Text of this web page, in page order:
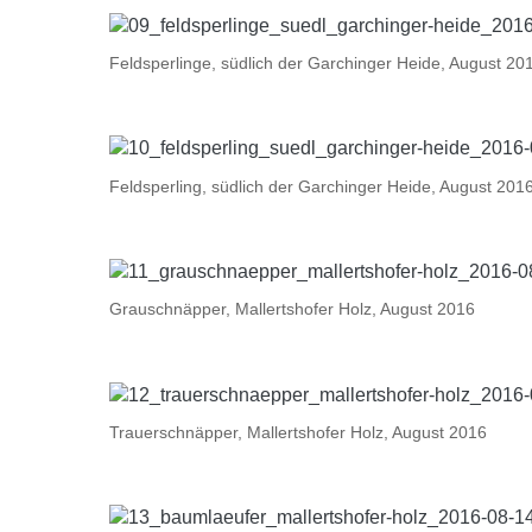
Feldsperlinge, südlich der Garchinger Heide, August
Feldsperling, südlich der Garchinger Heide, August
Grauschnäpper, Mallertshofer Holz, August 2016
Trauerschnäpper, Mallertshofer Holz, August 2016